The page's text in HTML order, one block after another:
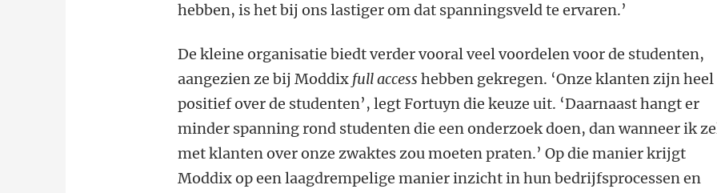
hebben, is het bij ons lastiger om dat spanningsveld te ervaren.’
De kleine organisatie biedt verder vooral veel voordelen voor de studenten,
aangezien ze bij Moddix full accesshebben gekregen. ‘Onze klanten zijn heel
positief over de studenten’, legt Fortuyn die keuze uit. ‘Daarnaast hangt er
minder spanning rond studenten die een onderzoek doen, dan wanneer ik
met klanten over onze zwaktes zou moeten praten.’ Op die manier krijgt
Moddix op een laagdrempelige manier inzicht in hun bedrijfsprocessen en